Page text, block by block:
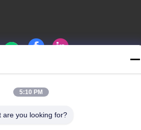
Удаленный потолочный вентилятор
права -2026 1stshine Industrial
5:10 PM
are you looking for?